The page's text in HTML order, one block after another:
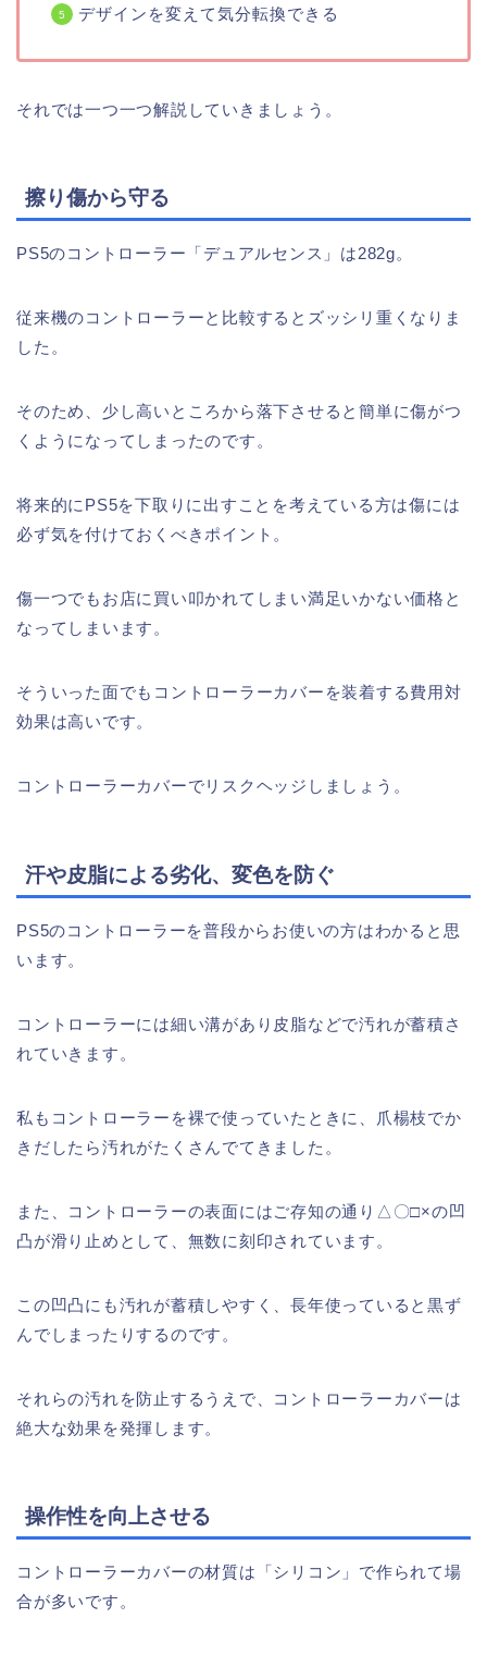
デザインを変えて気分転換できる
それでは一つ一つ解説していきましょう。
擦り傷から守る
PS5のコントローラー「デュアルセンス」は282g。
従来機のコントローラーと比較するとズッシリ重くなりま
した。
そのため、少し高いところから落下させると簡単に傷がつ
くようになってしまったのです。
将来的にPS5を下取りに出すことを考えている方は傷には
必ず気を付けておくべきポイント。
傷一つでもお店に買い叩かれてしまい満足いかない価格と
なってしまいます。
そういった面でもコントローラーカバーを装着する費用対
効果は高いです。
コントローラーカバーでリスクヘッジしましょう。
汗や皮脂による劣化、変色を防ぐ
PS5のコントローラーを普段からお使いの方はわかると思
います。
コントローラーには細い溝があり皮脂などで汚れが蓄積さ
れていきます。
私もコントローラーを裸で使っていたときに、爪楊枝でか
きだしたら汚れがたくさんでてきました。
また、コントローラーの表面にはご存知の通り△〇□×の凹
凸が滑り止めとして、無数に刻印されています。
この凹凸にも汚れが蓄積しやすく、長年使っていると黒ず
んでしまったりするのです。
それらの汚れを防止するうえで、コントローラーカバーは
絶大な効果を発揮します。
操作性を向上させる
コントローラーカバーの材質は「シリコン」で作られて場
合が多いです。